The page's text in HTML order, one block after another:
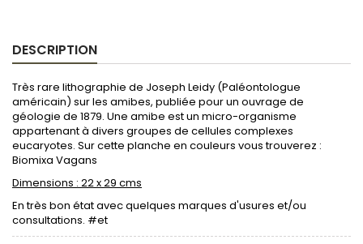
DESCRIPTION
Très rare lithographie de Joseph Leidy (Paléontologue
américain) sur les amibes, publiée pour un ouvrage de
géologie de 1879. Une amibe est un micro-organisme
appartenant à divers groupes de cellules complexes
eucaryotes. Sur cette planche en couleurs vous trouverez :
Biomixa Vagans
Dimensions : 22 x 29 cms
En très bon état avec quelques marques d'usures et/ou
consultations. #et